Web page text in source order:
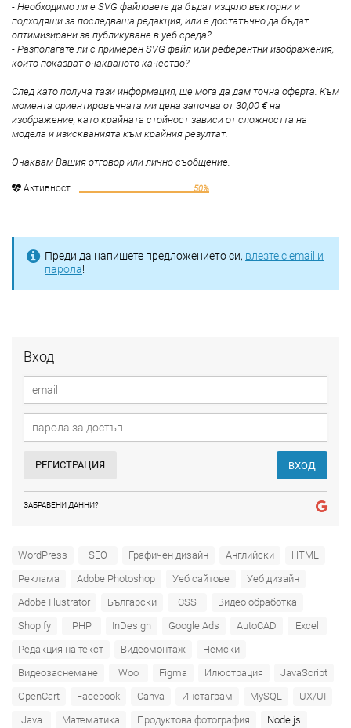
Вход
РЕГИСТРАЦИЯ ВХОД
ЗАБРАВЕНИ ДАННИ?
WordPress SEO Графичен дизайн Английски
HTML
Реклама
Adobe Photoshop Уеб сайтове
Уеб дизайн
Adobe Illustrator
Български CSS
Видео обработка
Shopify
PHP InDesign Google Ads AutoCAD
Excel
Редакция на текст
Видеомонтаж
Немски
Видеозаснемане
Woo Figma Илюстрация
JavaScript
OpenCart
Facebook Canva Инстаграм MySQL
UX/UI
Java
Математика Продуктова фотография
Node.js
- Необходимо ли е SVG файловете да бъдат изцяло векторни и
подходящи за последваща редакция, или е достатъчно да бъдат
оптимизирани за публикуване в уеб среда?
- Разполагате ли с примерен SVG файл или референтни изображения,
които показват очакваното качество?
След като получа тази информация, ще мога да дам точна оферта. Към
момента ориентировъчната ми цена започва от 30,00 € на
изображение, като крайната стойност зависи от сложността на
модела и изискванията към крайния резултат.
Очаквам Вашия отговор или лично съобщение.
Aктивност: 50%
Преди да напишете предложението си, влезте с email и
парола!